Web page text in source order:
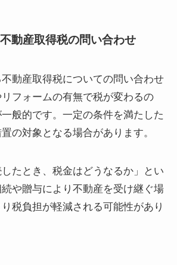
動産取得税の問い合わせ
動産取得税についての問い合わせ
フォームの有無で税が変わるの
般的です。一定の条件を満たした
の対象となる場合があります。
したとき、税金はどうなるか」とい
や贈与により不動産を受け継ぐ場
税負担が軽減される可能性があり